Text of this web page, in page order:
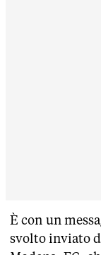
È con un
svolto inviato